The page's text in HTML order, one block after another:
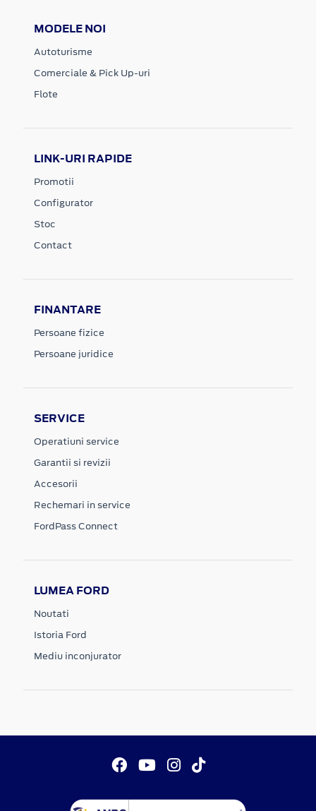
MODELE NOI
Autoturisme
Comerciale & Pick Up-uri
Flote
LINK-URI RAPIDE
Promotii
Configurator
Stoc
Contact
FINANTARE
Persoane fizice
Persoane juridice
SERVICE
Operatiuni service
Garantii si revizii
Accesorii
Rechemari in service
FordPass Connect
LUMEA FORD
Noutati
Istoria Ford
Mediu inconjurator